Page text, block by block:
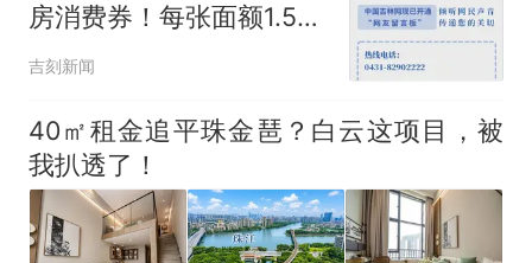
房消费券！每张面额1.5万
元，十足抵用购房款
吉刻新闻
40㎡租金追平珠金琶？白云这项目，被
我扒透了！